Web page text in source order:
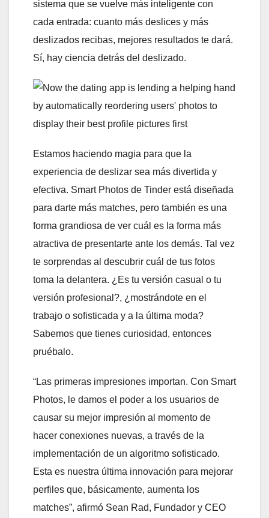
sistema que se vuelve más inteligente con
cada entrada: cuanto más deslices y más
deslizados recibas, mejores resultados te dará.
Sí, hay ciencia detrás del deslizado.
Estamos haciendo magia para que la
experiencia de deslizar sea más divertida y
efectiva. Smart Photos de Tinder está diseñada
para darte más matches, pero también es una
forma grandiosa de ver cuál es la forma más
atractiva de presentarte ante los demás. Tal vez
te sorprendas al descubrir cuál de tus fotos
toma la delantera. ¿Es tu versión casual o tu
versión profesional?, ¿mostrándote en el
trabajo o sofisticada y a la última moda?
Sabemos que tienes curiosidad, entonces
pruébalo.
“Las primeras impresiones importan. Con Smart
Photos, le damos el poder a los usuarios de
causar su mejor impresión al momento de
hacer conexiones nuevas, a través de la
implementación de un algoritmo sofisticado.
Esta es nuestra última innovación para mejorar
perfiles que, básicamente, aumenta los
matches”, afirmó Sean Rad, Fundador y CEO